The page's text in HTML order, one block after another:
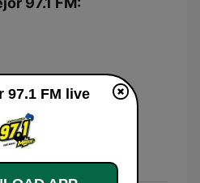
days
Orgullo
de Nuevo Leon
97.1 FM live